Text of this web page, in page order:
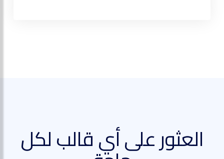
العثور على أي قالب لكل